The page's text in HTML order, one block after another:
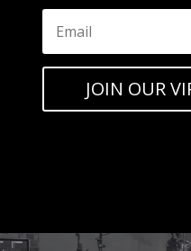
JOIN OUR